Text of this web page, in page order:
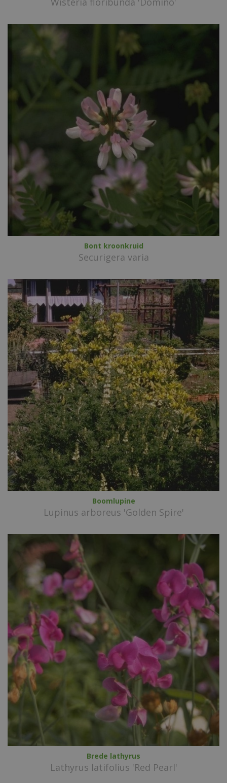
Bont kroonkruid
Securigera varia
Boomlupine
Lupinus arboreus 'Golden Spire'
Brede lathyrus
Lathyrus latifolius 'Red Pearl'